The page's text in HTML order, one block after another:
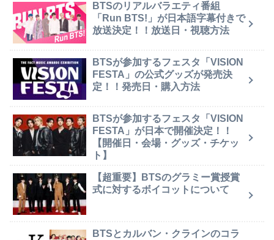
BTSのリアルバラエティ番組
「Run BTS!」が日本語字幕付きで
放送決定！！放送日・視聴方法
BTSが参加するフェスタ「VISION
FESTA」の公式グッズが発売決
定！！発売日・購入方法
BTSが参加するフェスタ「VISION
FESTA」が日本で開催決定！！
【開催日・会場・グッズ・チケッ
ト】
【超重要】BTSのグラミー賞授賞
式に対するボイコットについて
BTSとカルバン・クラインのコラ